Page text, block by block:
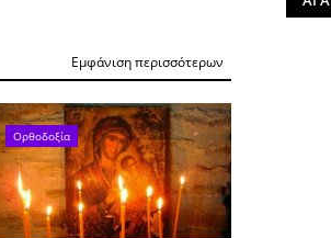
Εμφάνιση περισσότερων
Ορθοδοξία